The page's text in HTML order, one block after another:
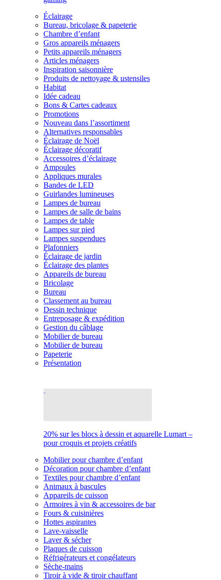
Éclairage
Bureau, bricolage & papeterie
Chambre d’enfant
Gros appareils ménagers
Petits appareils ménagers
Articles ménagers
Inspiration saisonnière
Produits de nettoyage & ustensiles
Habitat
Idée cadeau
Bons & Cartes cadeaux
Promotions
Nouveau dans l’assortiment
Alternatives responsables
Éclairage de Noël
Éclairage décoratif
Accessoires d’éclairage
Ampoules
Appliques murales
Bandes de LED
Guirlandes lumineuses
Lampes de bureau
Lampes de salle de bains
Lampes de table
Lampes sur pied
Lampes suspendues
Plafonniers
Éclairage de jardin
Éclairage des plantes
Appareils de bureau
Bricolage
Bureau
Classement au bureau
Dessin technique
Entreposage & expédition
Gestion du câblage
Mobilier de bureau
Mobilier de bureau
Papeterie
Présentation
20% sur les blocs à dessin et aquarelle Lumart –
pour croquis et projets créatifs
Mobilier pour chambre d’enfant
Décoration pour chambre d’enfant
Textiles pour chambre d’enfant
Animaux à bascules
Appareils de cuisson
Armoires à vin & accessoires de bar
Fours & cuisinières
Hottes aspirantes
Lave-vaisselle
Laver & sécher
Plaques de cuisson
Réfrigérateurs et congélateurs
Sèche-mains
Tiroir à vide & tiroir chauffant